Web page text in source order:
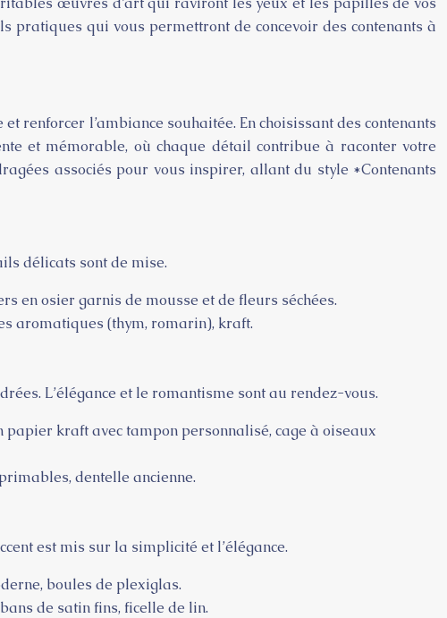
pratiques qui vous permettront de concevoir des contenants à
l’ambiance souhaitée. En choisissant des contenants
et mémorable, où chaque détail contribue à raconter votre
associés pour vous inspirer, allant du style *Contenants
délicats sont de mise.
en osier garnis de mousse et de fleurs séchées.
aromatiques (thym, romarin), kraft.
L’élégance et le romantisme sont au rendez-vous.
papier kraft avec tampon personnalisé, cage à oiseaux
dentelle ancienne.
est mis sur la simplicité et l’élégance.
boules de plexiglas.
de satin fins, ficelle de lin.